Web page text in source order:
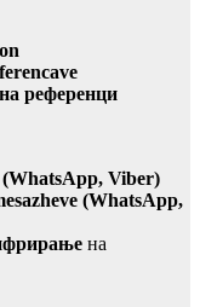
референци
(WhatsApp, Viber)
(WhatsApp,
на